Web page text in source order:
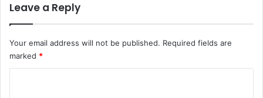
Leave a Reply
Your email address will not be published. Required fields are
marked *